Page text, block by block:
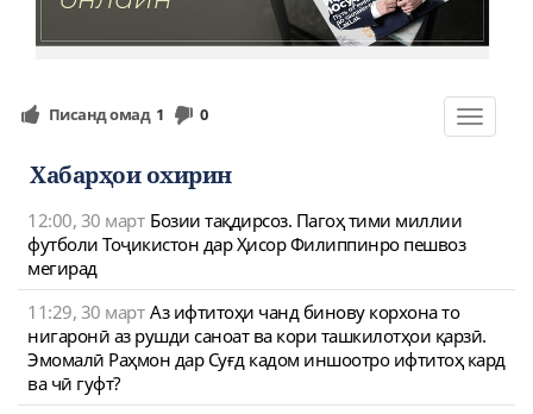
Toggle
Писанд омад 1 0
Хабарҳои охирин
12:00, 30 март Бозии тақдирсоз. Пагоҳ тими миллии
футболи Тоҷикистон дар Ҳисор Филиппинро пешвоз
мегирад
11:29, 30 март Аз ифтитоҳи чанд бинову корхона то
нигаронӣ аз рушди саноат ва кори ташкилотҳои қарзӣ.
Эмомалӣ Раҳмон дар Суғд кадом иншоотро ифтитоҳ кард
ва чӣ гуфт?